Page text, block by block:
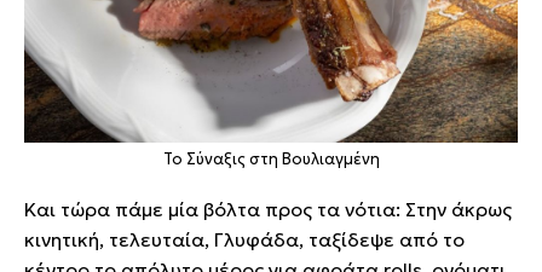
Το Σύναξις στη Βουλιαγμένη
Και τώρα πάμε μία βόλτα προς τα νότια: Στην άκρως
κινητική, τελευταία, Γλυφάδα, ταξίδεψε από το